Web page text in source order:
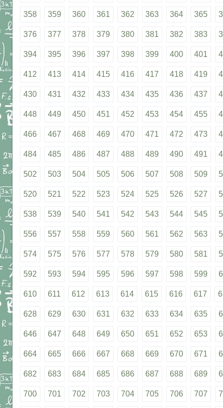
358 359 360 361 362 363 364 365
376 377 378 379 380 381 382 383
394 395 396 397 398 399 400 401
412 413 414 415 416 417 418 419
430 431 432 433 434 435 436 437
448 449 450 451 452 453 454 455
466 467 468 469 470 471 472 473
484 485 486 487 488 489 490 491
502 503 504 505 506 507 508 509
520 521 522 523 524 525 526 527
538 539 540 541 542 543 544 545
556 557 558 559 560 561 562 563
574 575 576 577 578 579 580 581
592 593 594 595 596 597 598 599
610 611 612 613 614 615 616 617
628 629 630 631 632 633 634 635
646 647 648 649 650 651 652 653
664 665 666 667 668 669 670 671
682 683 684 685 686 687 688 689
700 701 702 703 704 705 706 707